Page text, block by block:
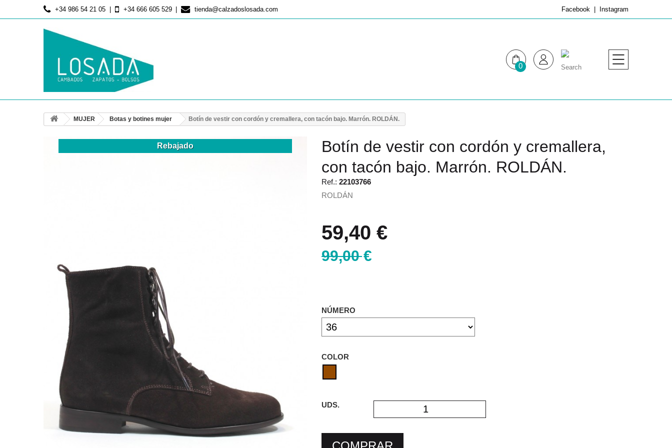
+34 986 54 21 05 +34 666 605 529 tienda@calzadoslosada.com Facebook Instagram
0
MUJER Botas y botines mujer Botín de vestir con cordón y cremallera, con tacón bajo. Marrón. ROLDÁN.
Botín de vestir con cordón y cremallera,
con tacón bajo. Marrón. ROLDÁN.
Ref.: 22103766
ROLDÁN
Rebajado
59,40 €
99,00 €
NÚMERO
COLOR
UDS.